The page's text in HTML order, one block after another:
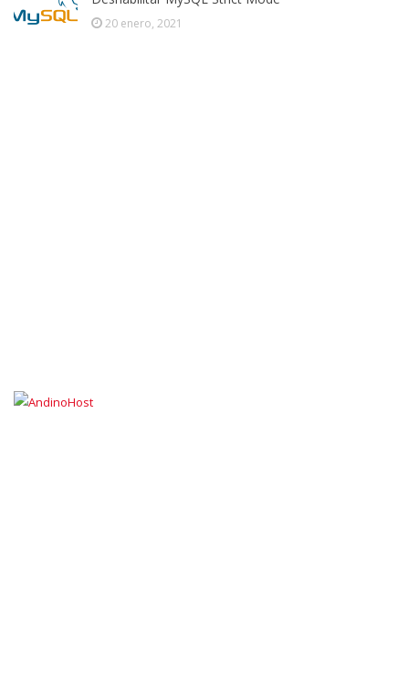
20 enero, 2021